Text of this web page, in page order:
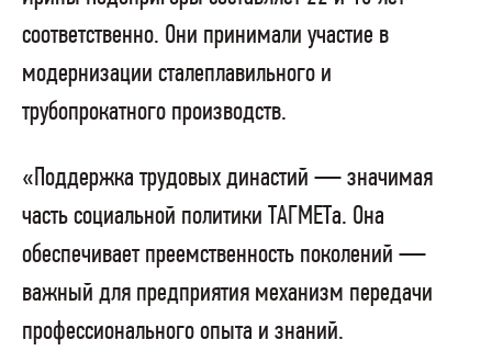
соответственно. Они принимали участие в
модернизации сталеплавильного и
трубопрокатного производств.
«Поддержка трудовых династий — значимая
часть социальной политики ТАГМЕТа. Она
обеспечивает преемственность поколений —
важный для предприятия механизм передачи
профессионального опыта и знаний.